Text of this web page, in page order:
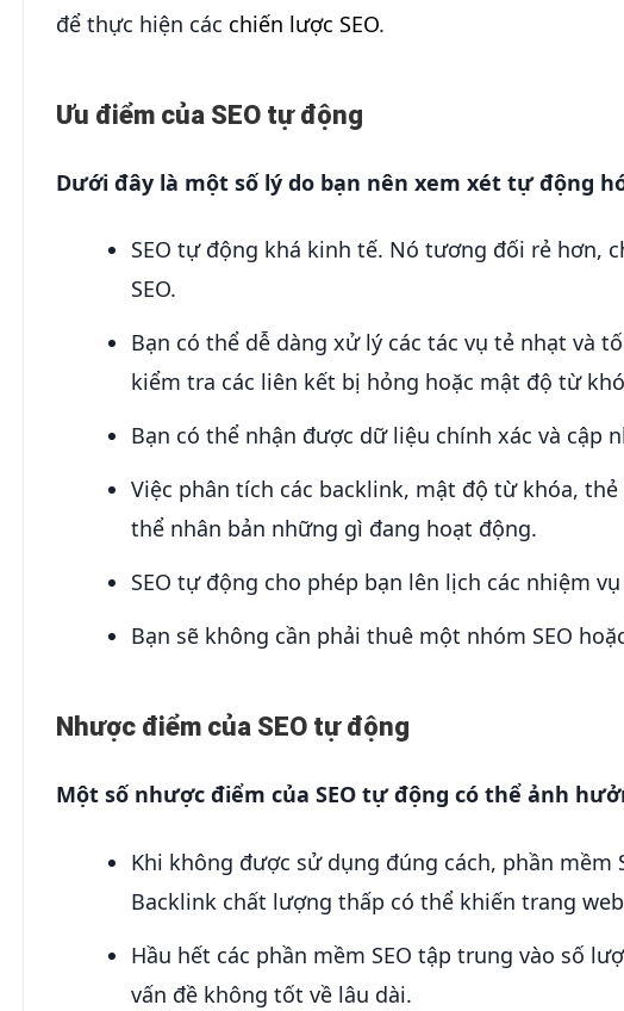
để thực hiện các chiến lược SEO.
Ưu điểm của SEO tự động
Dưới đây là một số lý do bạn nên xem xét tự động
SEO tự động khá kinh tế. Nó tương đối rẻ hơn,
SEO.
Bạn có thể dễ dàng xử lý các tác vụ tẻ nhạt và
kiểm tra các liên kết bị hỏng hoặc mật độ từ
Bạn có thể nhận được dữ liệu chính xác và cập
Việc phân tích các backlink, mật độ từ khóa,
thể nhân bản những gì đang hoạt động.
SEO tự động cho phép bạn lên lịch các nhiệm
Bạn sẽ không cần phải thuê một nhóm SEO
Nhược điểm của SEO tự động
Một số nhược điểm của SEO tự động có thể ảnh
Khi không được sử dụng đúng cách, phần
Backlink chất lượng thấp có thể khiến trang
Hầu hết các phần mềm SEO tập trung vào số
vấn đề không tốt về lâu dài.